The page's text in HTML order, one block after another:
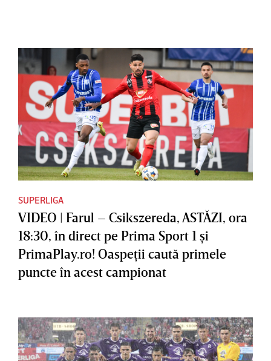
SUPERLIGA
VIDEO | Farul – Csikszereda, ASTĂZI, ora
18:30, în direct pe Prima Sport 1 şi
PrimaPlay.ro! Oaspeţii caută primele
puncte în acest campionat